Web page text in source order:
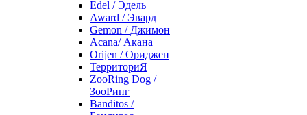
Edel / Эдель
Award / Эвард
Gemon / Джимон
Acana/ Акана
Orijen / Ориджен
ТерриториЯ
ZooRing Dog /
ЗооРинг
Banditos /